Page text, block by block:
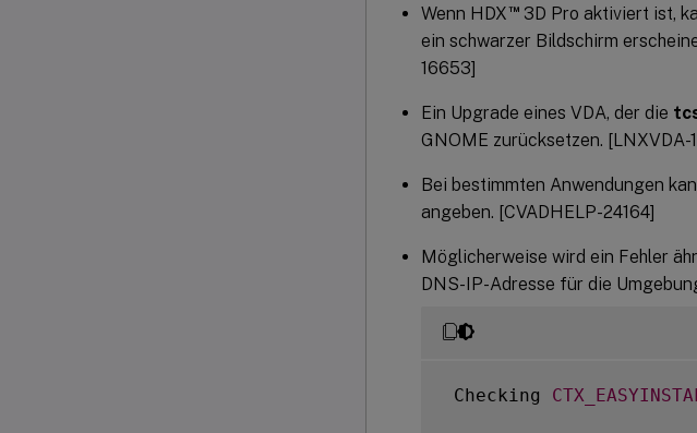
Wenn HDX™3D Pro aktiviert ist,
ein schwarzer Bildschirm
16653]
Ein Upgrade eines VDA, der die
GNOME zurücksetzen. [LNXVDA-
Bei bestimmten Anwendungen
angeben. [CVADHELP-24164]
Möglicherweise wird ein Fehler
DNS-IP-Adresse für die
Checking